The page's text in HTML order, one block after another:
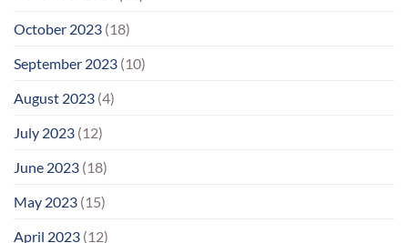
October 2023 (18)
September 2023 (10)
August 2023 (4)
July 2023 (12)
June 2023 (18)
May 2023 (15)
April 2023 (12)